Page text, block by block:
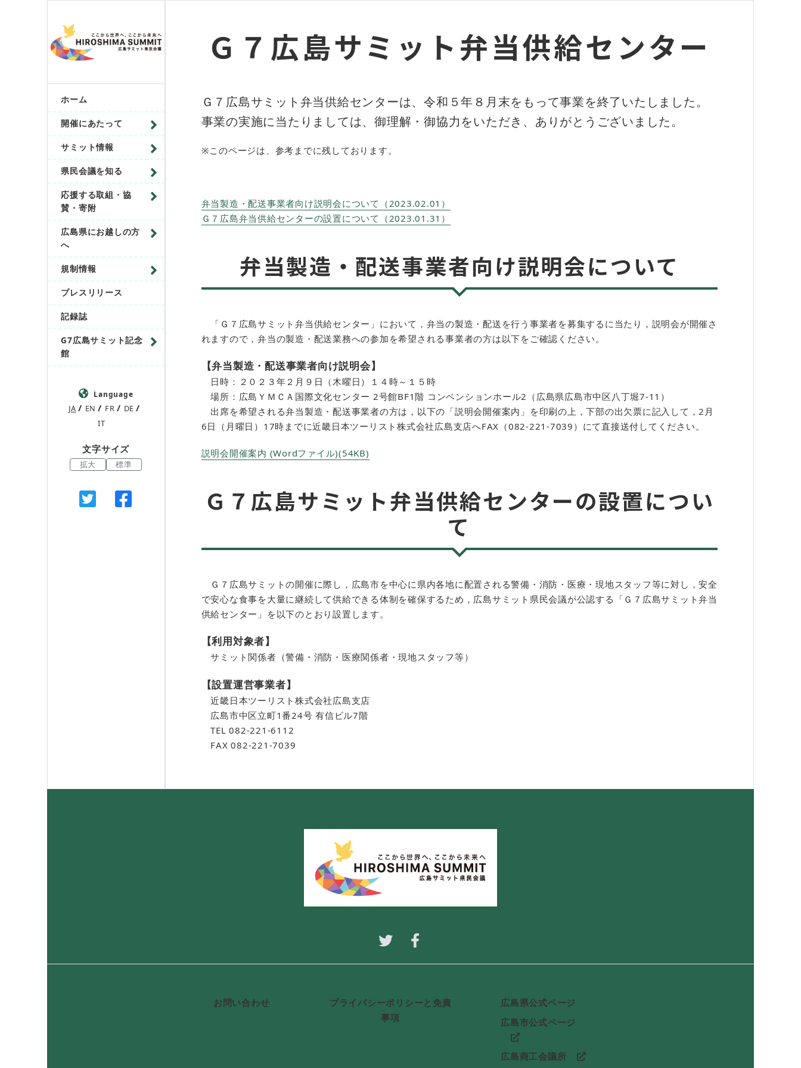
ホーム
開催にあたって
サミット情報
県民会議を知る
応援する取組・協
賛・寄附
広島県にお越しの方
へ
規制情報
プレスリリース
記録誌
G7広島サミット記念
館
Language
JA EN FR
DE
IT
文字サイズ
拡大 標準
Ｇ７広島サミット弁当供給センター
Ｇ７広島サミット弁当供給センターは、令和５年８月末をもって事業を終了いたしました。
事業の実施に当たりましては、御理解・御協力をいただき、ありがとうございました。
※このページは、参考までに残しております。
弁当製造・配送事業者向け説明会について（2023.02.01）
Ｇ７広島弁当供給センターの設置について（2023.01.31）
弁当製造・配送事業者向け説明会について
「Ｇ７広島サミット弁当供給センター」において，弁当の製造・配送を行う事業者を募集するに当たり，説明会が開催さ
れますので，弁当の製造・配送業務への参加を希望される事業者の方は以下をご確認ください。​
【弁当製造・配送事業者向け説明会】
日時：２０２３年２月９日（木曜日）１４時～１５時
場所：広島ＹＭＣＡ国際文化センター 2号館BF1階 コンベンションホール2（広島県広島市中区八丁堀7-11）
出席を希望される弁当製造・配送事業者の方は，以下の「説明会開催案内」を印刷の上，下部の出欠票に記入して，2月
6日（月曜日）17時までに近畿日本ツーリスト株式会社広島支店へFAX（082-221-7039）にて直接送付してください。
説明会開催案内 (Wordファイル)(54KB)
Ｇ７広島サミット弁当供給センターの設置につい
て
Ｇ７広島サミットの開催に際し，広島市を中心に県内各地に配置される警備・消防・医療・現地スタッフ等に対し，安全
で安心な食事を大量に継続して供給できる体制を確保するため，広島サミット県民会議が公認する「Ｇ７広島サミット弁当
供給センター」を以下のとおり設置します。
【利用対象者】
サミット関係者（警備・消防・医療関係者・現地スタッフ等）
【設置運営事業者】
近畿日本ツーリスト株式会社広島支店
広島市中区立町1番24号 有信ビル7階
TEL 082-221-6112
FAX 082-221-7039
お問い合わせ
プライバシーポリシーと免責
事項
広島県公式ページ
広島市公式ページ
広島商工会議所